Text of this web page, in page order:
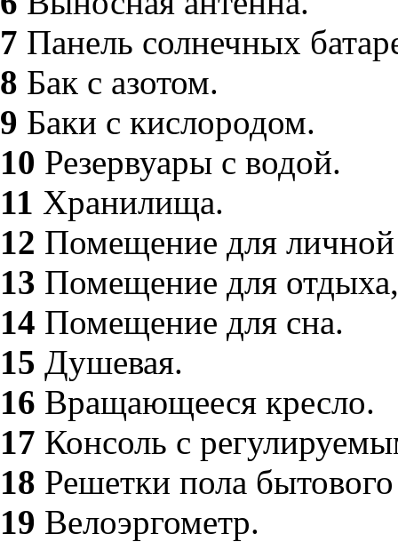
7 Панель солнечных
8 Бак с азотом.
9 Баки с кислородом.
10 Резервуары с водой.
11 Хранилища.
12 Помещение для
13 Помещение для
14 Помещение для сна.
15 Душевая.
16 Вращающееся кресло.
17 Консоль с
18 Решетки пола бытового
19 Велоэргометр.